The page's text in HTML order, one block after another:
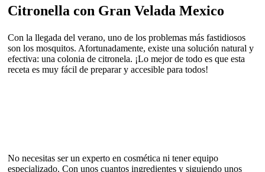
Citronella con Gran Velada Mexico
Con la llegada del verano, uno de los problemas más fastidiosos
son los mosquitos. Afortunadamente, existe una solución natural y
efectiva: una colonia de citronela. ¡Lo mejor de todo es que esta
receta es muy fácil de preparar y accesible para todos!
No necesitas ser un experto en cosmética ni tener equipo
especializado. Con unos cuantos ingredientes y siguiendo unos